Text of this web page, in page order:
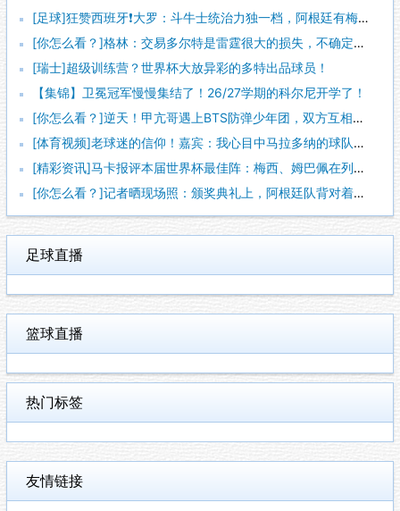
[足球]狂赞西班牙❗大罗：斗牛士统治力独一档，阿根廷有梅西也
[你怎么看？]格林：交易多尔特是雷霆很大的损失，不确定卡森能
[瑞士]超级训练营？世界杯大放异彩的多特出品球员！
【集锦】卫冕冠军慢慢集结了！26/27学期的科尔尼开学了！
[你怎么看？]逆天！甲亢哥遇上BTS防弹少年团，双方互相学狗
[体育视频]老球迷的信仰！嘉宾：我心目中马拉多纳的球队，不该
[精彩资讯]马卡报评本届世界杯最佳阵：梅西、姆巴佩在列，西班
[你怎么看？]记者晒现场照：颁奖典礼上，阿根廷队背对着西班牙
足球直播
篮球直播
热门标签
友情链接